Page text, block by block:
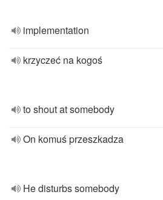
implementation
krzyczeć na kogoś
to shout at somebody
On komuś przeszkadza
He disturbs somebody